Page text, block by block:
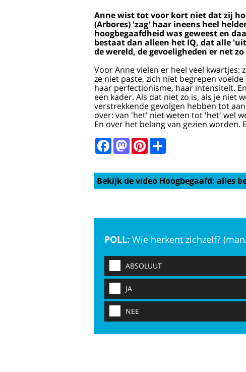
Anne wist tot voor kort niet dat zij
(Arbores) 'zag' haar ineens heel
hoogbegaafdheid was geweest en
bestaat dan alleen het IQ, dat alle
de wereld, de gevoeligheden er net
Voor Anne vielen er heel veel kwartjes:
ze niet paste, zich niet begrepen
haar perfectionisme, haar intensiteit.
een kader. Als dat niet zo is, als je niet
verstrekkende gevolgen hebben tot
over: van 'het' niet weten tot 'het' wel
En over het belang van gezien worden.
FacebookMastodon
Pinterest
Bekijk de video Hoogbegaafd: alles
POLL: Wie herkent zichzelf?
ABSOLUUT
JA
NEE